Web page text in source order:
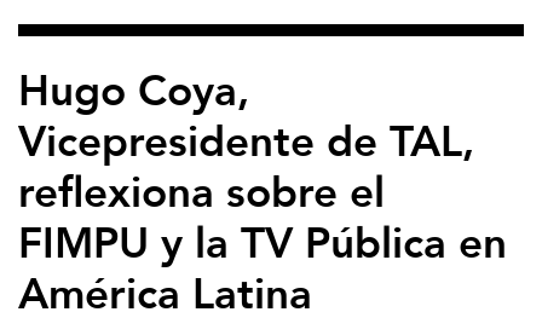
Hugo Coya,
Vicepresidente de TAL,
reflexiona sobre el
FIMPU y la TV Pública en
América Latina